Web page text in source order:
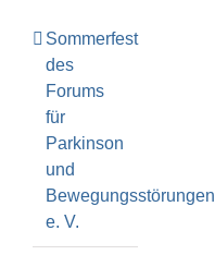
Sommerfest
des
Forums
für
Parkinson
und
Bewegungsstörungen
e. V.